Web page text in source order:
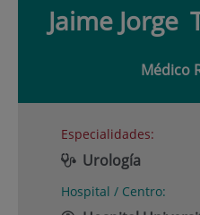
Jaime Jorge
Médico
Especialidades:
Urología
Hospital / Centro: